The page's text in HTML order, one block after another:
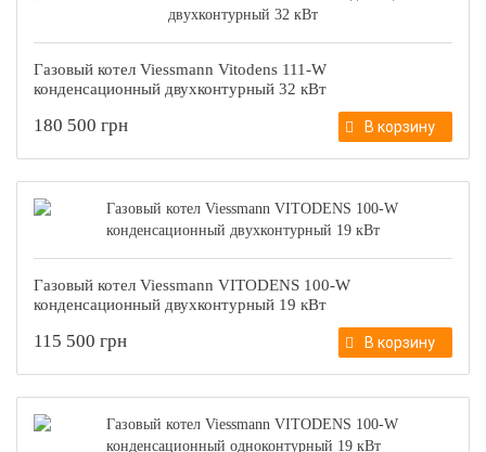
Газовый котел Viessmann Vitodens 111-W
конденсационный двухконтурный 32 кВт
180 500 грн В корзину
Газовый котел Viessmann VITODENS 100-W
конденсационный двухконтурный 19 кВт
115 500 грн В корзину